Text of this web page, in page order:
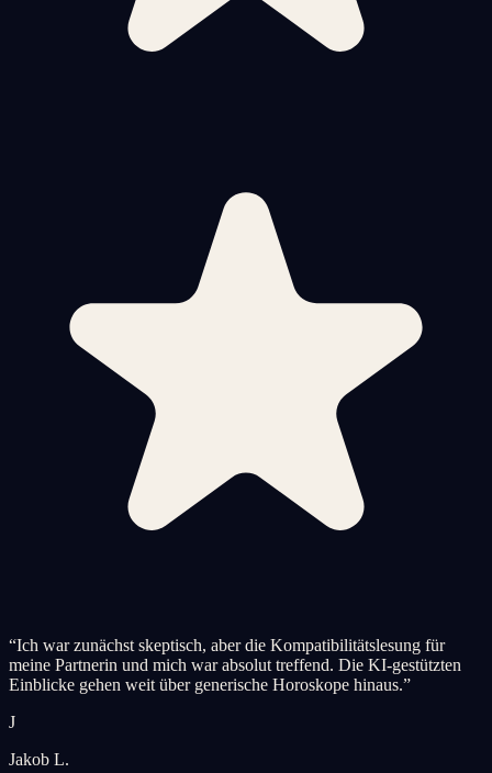
“Ich war zunächst skeptisch, aber die Kompatibilitätslesung für
meine Partnerin und mich war absolut treffend. Die KI-gestützten
Einblicke gehen weit über generische Horoskope hinaus.”
J
Jakob L.